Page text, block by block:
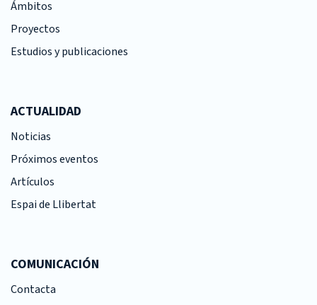
Ámbitos
Proyectos
Estudios y publicaciones
ACTUALIDAD
Noticias
Próximos eventos
Artículos
Espai de Llibertat
COMUNICACIÓN
Contacta